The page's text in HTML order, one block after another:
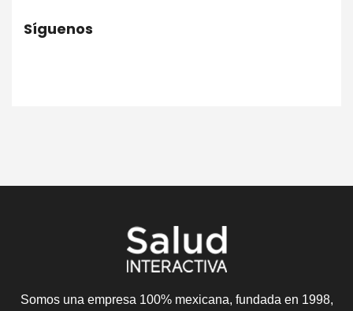
Síguenos
Somos una empresa 100% mexicana, fundada en 1998,